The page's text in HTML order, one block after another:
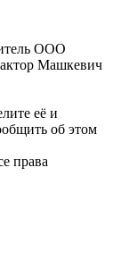
ООО
Машкевич
её и
об этом
права